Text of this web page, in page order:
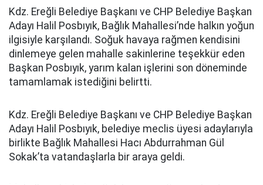
Kdz. Ereğli Belediye Başkanı ve CHP Belediye Başkan
Adayı Halil Posbıyık, Bağlık Mahallesi’nde halkın yoğun
ilgisiyle karşılandı. Soğuk havaya rağmen kendisini
dinlemeye gelen mahalle sakinlerine teşekkür eden
Başkan Posbıyık, yarım kalan işlerini son döneminde
tamamlamak istediğini belirtti.
Kdz. Ereğli Belediye Başkanı ve CHP Belediye Başkan
Adayı Halil Posbıyık, belediye meclis üyesi adaylarıyla
birlikte Bağlık Mahallesi Hacı Abdurrahman Gül
Sokak’ta vatandaşlarla bir araya geldi.